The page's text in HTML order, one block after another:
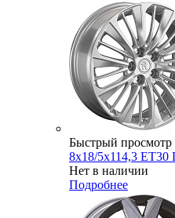
Быстрый просмотр
8x18/5x114,3 ET30
Нет в наличии
Подробнее